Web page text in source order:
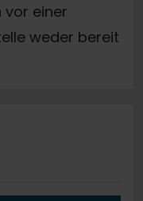
einer
weder bereit